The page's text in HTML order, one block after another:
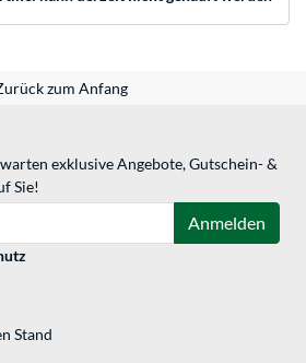
zum Anfang
exklusive Angebote, Gutschein- &
Sie!
Anmelden
Stand